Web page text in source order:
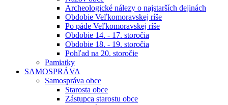
Archeologické nálezy o najstarších dejinách
Obdobie Veľkomoravskej ríše
Po páde Veľkomoravskej ríše
Obdobie 14. - 17. storočia
Obdobie 18. - 19. storočia
Pohľad na 20. storočie
Pamiatky
SAMOSPRÁVA
Samospráva obce
Starosta obce
Zástupca starostu obce